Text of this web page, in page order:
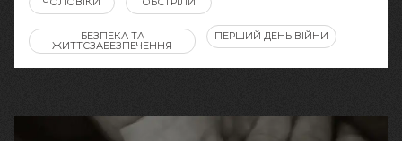
БЕЗПЕКА ТА
ЖИТТЄЗАБЕЗПЕЧЕННЯ
ПЕРШИЙ ДЕНЬ ВІЙНИ